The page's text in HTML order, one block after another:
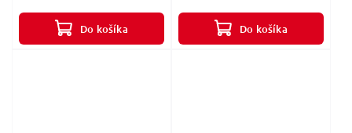
Do košíka Do košíka